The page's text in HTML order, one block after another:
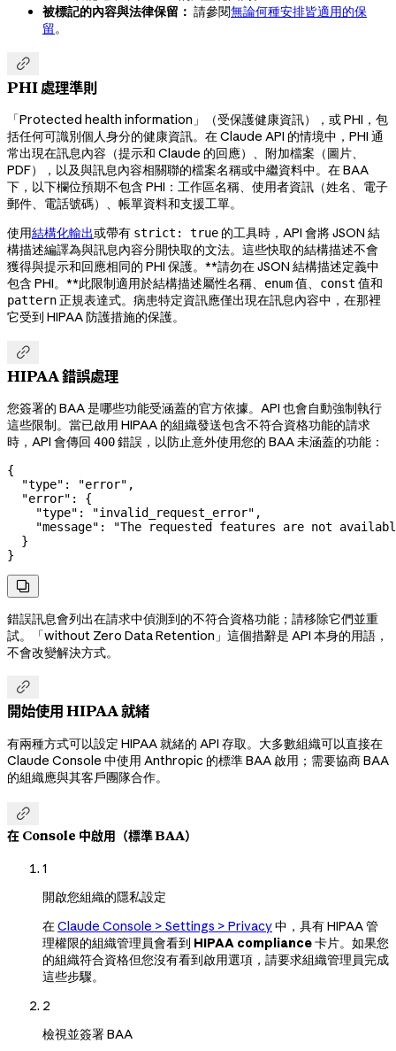
被標記的內容與法律保留： 請參閱無論何種安排皆適用的保
留。

PHI 處理準則
「Protected health information」（受保護健康資訊），或 PHI，包
括任何可識別個人身分的健康資訊。在 Claude API 的情境中，PHI 通
常出現在訊息內容（提示和 Claude 的回應）、附加檔案（圖片、
PDF），以及與訊息內容相關聯的檔案名稱或中繼資料中。在 BAA
下，以下欄位預期不包含 PHI：工作區名稱、使用者資訊（姓名、電子
郵件、電話號碼）、帳單資料和支援工單。
使用結構化輸出或帶有 strict: true 的工具時，API 會將 JSON 結
構描述編譯為與訊息內容分開快取的文法。這些快取的結構描述不會
獲得與提示和回應相同的 PHI 保護。**請勿在 JSON 結構描述定義中
包含 PHI。**此限制適用於結構描述屬性名稱、
enum值、 const 值和
pattern正規表達式。病患特定資訊應僅出現在訊息內容中，在那裡
它受到 HIPAA 防護措施的保護。

HIPAA 錯誤處理
您簽署的 BAA 是哪些功能受涵蓋的官方依據。API 也會自動強制執行
這些限制。當已啟用 HIPAA 的組織發送包含不符合資格功能的請求
時，API 會傳回 400錯誤，以防止意外使用您的 BAA 未涵蓋的功能：
{
  "type"
: "error" ,
  "error"
: {
    "type"
: "invalid_request_error" ,
    "message"
:
"The requested features are not
  }
}

錯誤訊息會列出在請求中偵測到的不符合資格功能；請移除它們並重
試。「without Zero Data Retention」這個措辭是 API 本身的用語，
不會改變解決方式。

開始使用 HIPAA 就緒
有兩種方式可以設定 HIPAA 就緒的 API 存取。大多數組織可以直接在
Claude Console 中使用 Anthropic 的標準 BAA 啟用；需要協商 BAA
的組織應與其客戶團隊合作。

在 Console 中啟用（標準 BAA）
1
開啟您組織的隱私設定
在Claude Console > Settings > Privacy中，具有 HIPAA 管
理權限的組織管理員會看到 HIPAA compliance卡片。如果您
的組織符合資格但您沒有看到啟用選項，請要求組織管理員完成
這些步驟。
2
檢視並簽署 BAA